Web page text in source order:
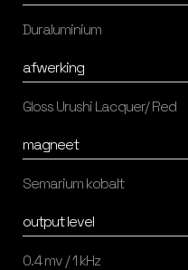
Duraluminium
afwerking
Gloss Urushi Lacquer/ Red
magneet
Semarium kobalt
output level
0.4 mv / 1 kHz